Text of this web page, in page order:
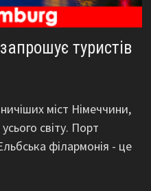
туристів
міст Німеччини,
світу. Порт
філармонія - це